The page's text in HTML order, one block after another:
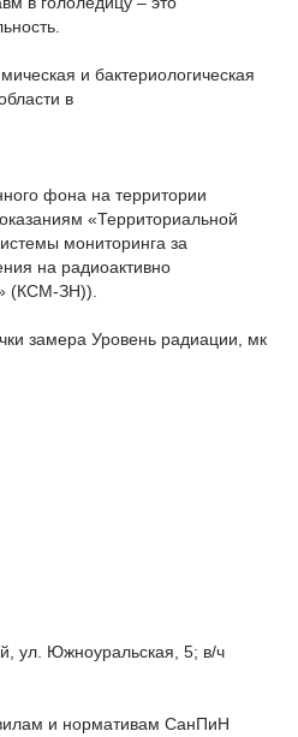
и бактериологическая
в
фона на территории
«Территориальной
мониторинга за
на радиоактивно
(КСМ-ЗН)).
замера Уровень радиации, мк
ул. Южноуральская, 5; в/ч
и нормативам СанПиН